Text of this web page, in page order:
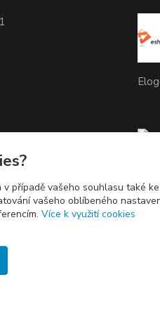
případě vašeho souhlasu také ke
vašeho oblíbeného
Více k využití cookies